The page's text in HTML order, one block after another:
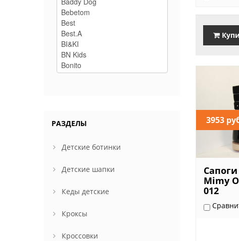
3953
Mimy
012
РАЗДЕЛЫ
Детские ботинки
Детские шапки
Кеды детские
Кроксы
Кроссовки